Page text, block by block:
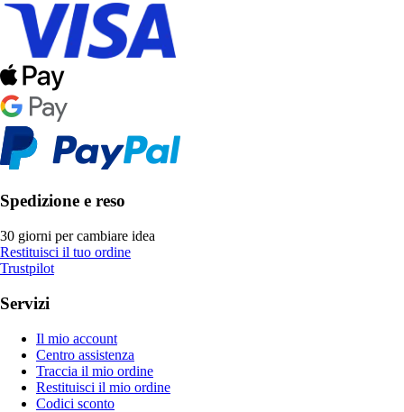
Spedizione e reso
30 giorni per cambiare idea
Restituisci il tuo ordine
Trustpilot
Servizi
Il mio account
Centro assistenza
Traccia il mio ordine
Restituisci il mio ordine
Codici sconto